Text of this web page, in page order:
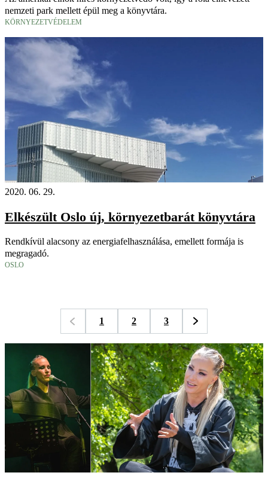
nemzeti park mellett épül meg a könyvtára.
KÖRNYEZETVÉDELEM
2020. 06. 29.
Elkészült Oslo új, környezetbarát könyvtára
Rendkívül alacsony az energiafelhasználása, emellett formája is
megragadó.
OSLO
1 2 3